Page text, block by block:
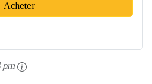
Acheter
pm